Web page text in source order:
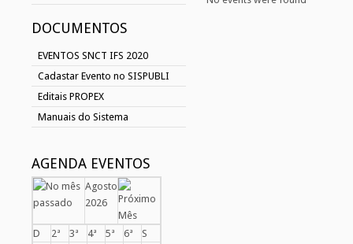
DOCUMENTOS
EVENTOS SNCT IFS 2020
Cadastar Evento no SISPUBLI
Editais PROPEX
Manuais do Sistema
AGENDA EVENTOS
Agosto
2026
D 2ª 3ª 4ª 5ª 6ª
S